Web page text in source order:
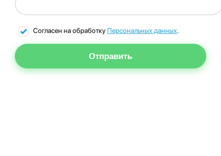
Согласен на обработку Персональных данных.
Отправить